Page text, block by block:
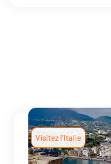
Visitez l'Italie